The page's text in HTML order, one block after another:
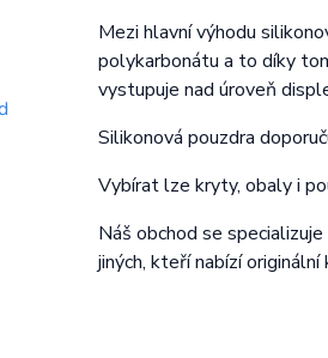
Mezi hlavní výhodu
polykarbonátu a to díky
vystupuje nad úroveň
Silikonová pouzdra
Vybírat lze kryty, obaly i
Náš obchod se
jiných, kteří nabízí